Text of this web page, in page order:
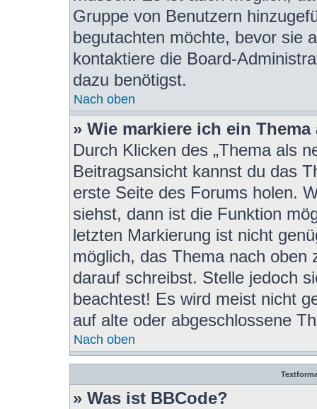
Gruppe von Benutzern
begutachten möchte, bevor sie
kontaktiere die Board-
dazu benötigst.
Nach oben
» Wie markiere ich ein Thema
Durch Klicken des „Thema als
Beitragsansicht kannst du das
erste Seite des Forums holen.
siehst, dann ist die Funktion
letzten Markierung ist nicht
möglich, das Thema nach oben
darauf schreibst. Stelle jedoch
beachtest! Es wird meist nicht
auf alte oder abgeschlossene
Nach oben
» Was ist BBCode?